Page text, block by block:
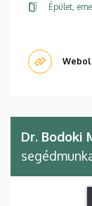
Épület,
Dr. Bodoki